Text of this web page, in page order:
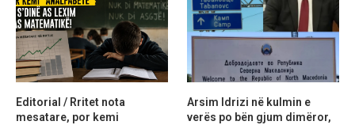
Editorial / Rritet nota
mesatare, por kemi
Arsim Idrizi në kulmin e
verës po bën gjum dimëror,